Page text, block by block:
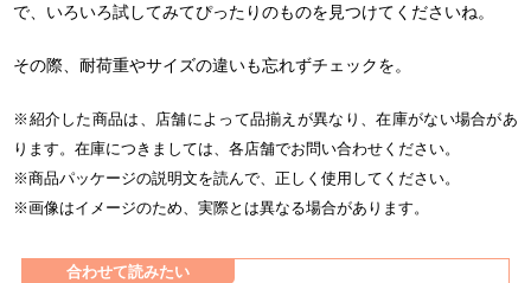
で、いろいろ試してみてぴったりのものを見つけてくださいね。
その際、耐荷重やサイズの違いも忘れずチェックを。
※紹介した商品は、店舗によって品揃えが異なり、在庫がない場合があ
ります。在庫につきましては、各店舗でお問い合わせください。
※商品パッケージの説明文を読んで、正しく使用してください。
※画像はイメージのため、実際とは異なる場合があります。
合わせて読みたい